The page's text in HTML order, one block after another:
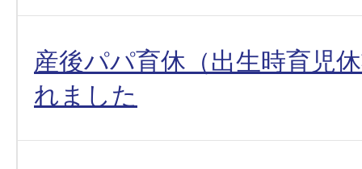
産後パパ育休（出生時育児
れました